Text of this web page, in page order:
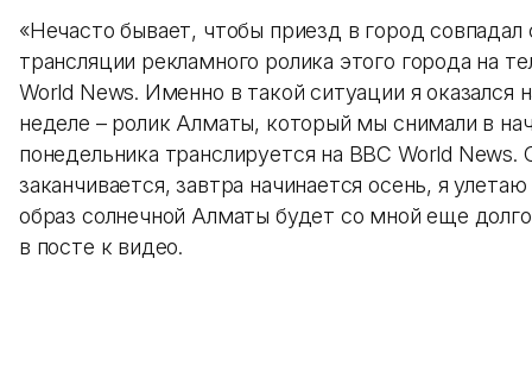
«Нечасто бывает, чтобы приезд в город совпадал
трансляции рекламного ролика этого города на
World News. Именно в такой ситуации я оказался
неделе – ролик Алматы, который мы снимали в
понедельника транслируется на BBC World News.
заканчивается, завтра начинается осень, я
образ солнечной Алматы будет со мной еще
в посте к видео.